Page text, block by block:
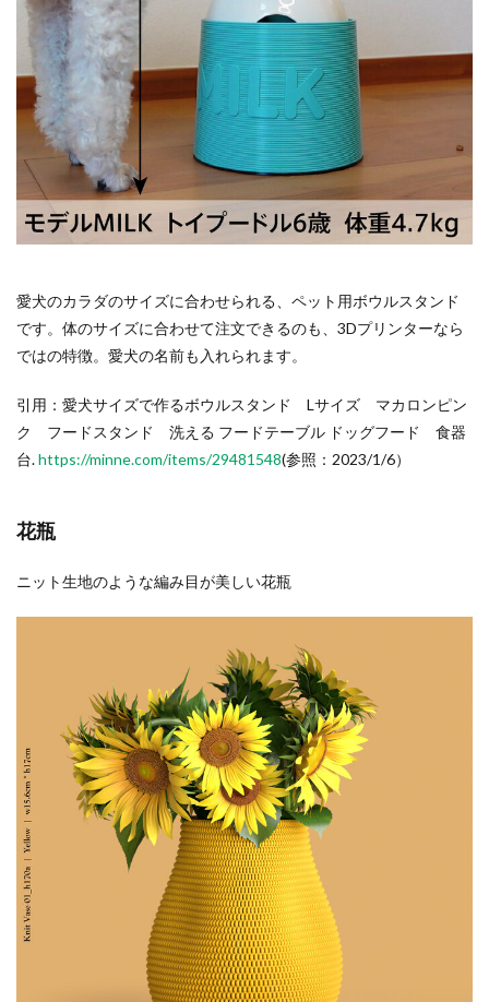
愛犬のカラダのサイズに合わせられる、ペット用ボウルスタンド
です。体のサイズに合わせて注文できるのも、3Dプリンターなら
ではの特徴。愛犬の名前も入れられます。
引用：愛犬サイズで作るボウルスタンド Lサイズ マカロンピン
ク フードスタンド 洗える フードテーブル ドッグフード 食器
台.https://minne.com/items/29481548(参照：2023/1/6）
花瓶
ニット生地のような編み目が美しい花瓶